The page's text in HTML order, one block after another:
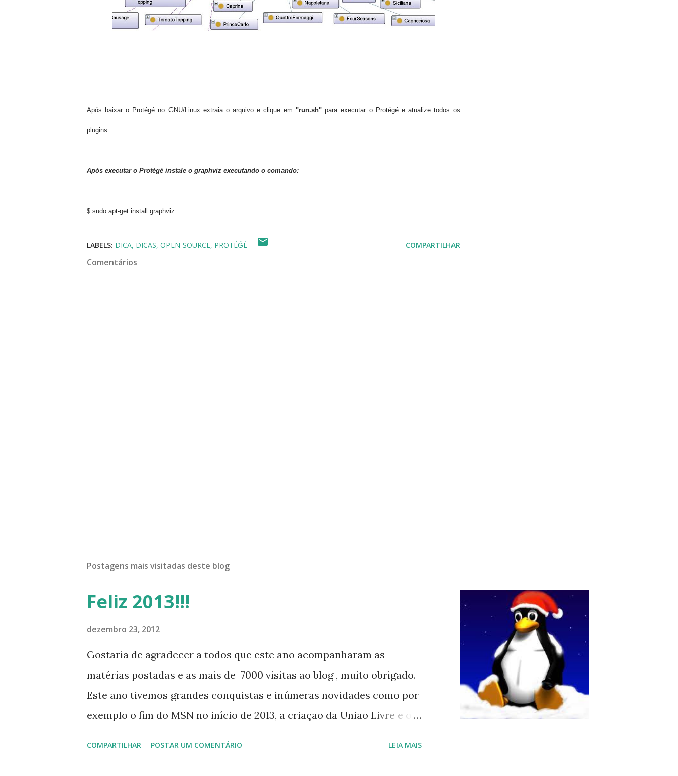
Após baixar o Protégé no GNU/Linux extraia o arquivo e clique em"run.sh"para executar o Protégé e atualize todos os
plugins.
Após executar o Protégé instale o graphviz executando o comando:
$ sudo apt-get install graphviz
LABELS: DICA DICAS OPEN-SOURCE PROTÉǴÉ COMPARTILHAR
Comentários
Postagens mais visitadas deste blog
Feliz 2013!!!
dezembro 23, 2012
Gostaria de agradecer a todos que este ano acompanharam as
matérias postadas e as mais de 7000 visitas ao blog , muito obrigado.
Este ano tivemos grandes conquistas e inúmeras novidades como por
exemplo o fim do MSN no início de 2013, a criação da União Livre e o
COMPARTILHAR POSTAR UM COMENTÁRIO LEIA MAIS